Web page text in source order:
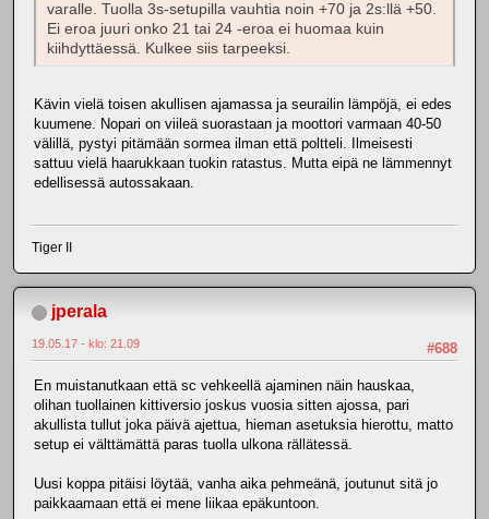
varalle. Tuolla 3s-setupilla vauhtia noin +70 ja 2s:llä +50.
Ei eroa juuri onko 21 tai 24 -eroa ei huomaa kuin
kiihdyttäessä. Kulkee siis tarpeeksi.
Kävin vielä toisen akullisen ajamassa ja seurailin lämpöjä, ei edes
kuumene. Nopari on viileä suorastaan ja moottori varmaan 40-50
välillä, pystyi pitämään sormea ilman että poltteli. Ilmeisesti
sattuu vielä haarukkaan tuokin ratastus. Mutta eipä ne lämmennyt
edellisessä autossakaan.
Tiger II
jperala
#688
19.05.17 - klo: 21.09
En muistanutkaan että sc vehkeellä ajaminen näin hauskaa,
olihan tuollainen kittiversio joskus vuosia sitten ajossa, pari
akullista tullut joka päivä ajettua, hieman asetuksia hierottu, matto
setup ei välttämättä paras tuolla ulkona rällätessä.
Uusi koppa pitäisi löytää, vanha aika pehmeänä, joutunut sitä jo
paikkaamaan että ei mene liikaa epäkuntoon.